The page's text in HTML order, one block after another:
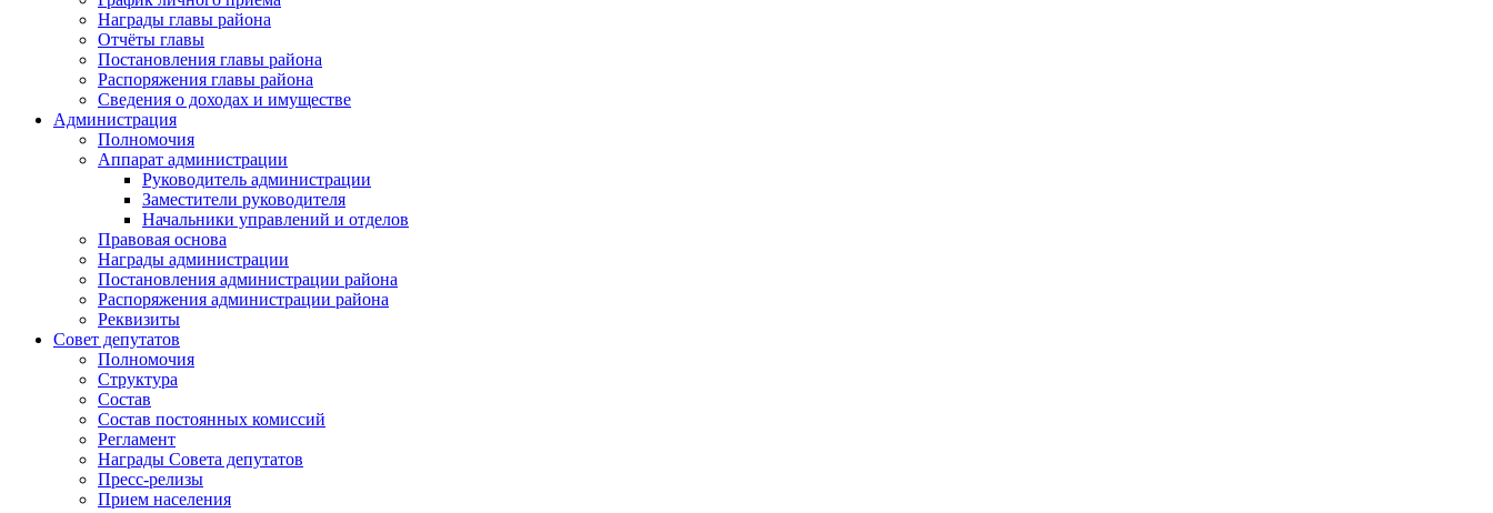
Награды главы района
Отчёты главы
Постановления главы района
Распоряжения главы района
Сведения о доходах и имуществе
Администрация
Полномочия
Аппарат администрации
Руководитель администрации
Заместители руководителя
Начальники управлений и отделов
Правовая основа
Награды администрации
Постановления администрации района
Распоряжения администрации района
Реквизиты
Совет депутатов
Полномочия
Структура
Состав
Состав постоянных комиссий
Регламент
Награды Совета депутатов
Пресс-релизы
Прием населения